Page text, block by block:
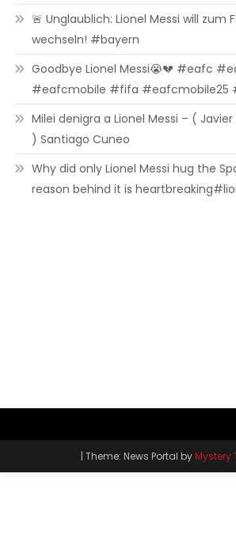
🚨 Unglaublich: Lionel Messi will zum
wechseln! #bayern
Goodbye Lionel Messi😭💔 #eafc
#eafcmobile #fifa #eafcmobile25
Milei denigra a Lionel Messi – (
) Santiago Cuneo
Why did only Lionel Messi hug the
reason behind it is
| Theme: News Portal byMystery